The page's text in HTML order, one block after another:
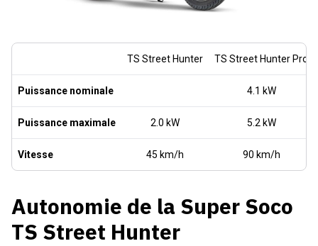
TS Street Hunter TS Street Hunter Pro
Puissance nominale 4.1 kW
Puissance maximale 2.0 kW 5.2 kW
Vitesse 45 km/h 90 km/h
Autonomie de la Super Soco
TS Street Hunter